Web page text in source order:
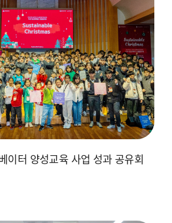
이터 양성교육 사업 성과 공유회